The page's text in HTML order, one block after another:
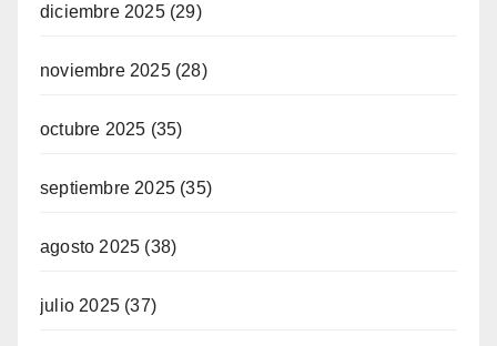
diciembre 2025(29)
noviembre 2025(28)
octubre 2025 (35)
septiembre 2025 (35)
agosto 2025 (38)
julio 2025 (37)